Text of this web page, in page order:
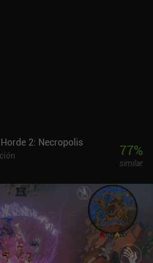
2: Necropolis 77%
similar